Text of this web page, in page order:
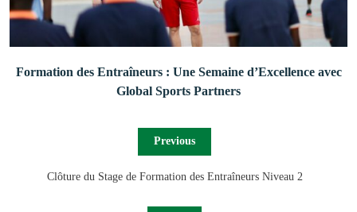
Formation des Entraîneurs : Une Semaine d’Excellence avec
Global Sports Partners
Previous
Clôture du Stage de Formation des Entraîneurs Niveau 2